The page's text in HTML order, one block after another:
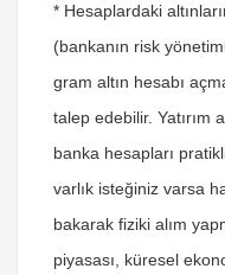
* Hesaplardaki
(bankanın risk
gram altın hesabı
talep edebilir. Yatırım
banka hesapları
varlık isteğiniz varsa
bakarak fiziki alım
piyasası, küresel